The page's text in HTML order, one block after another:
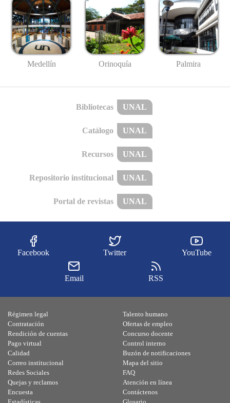
Medellín Orinoquía Palmira
Bibliotecas UNAL
Catálogo UNAL
Recursos UNAL
Repositorio institucional UNAL
Portal de revistas UNAL
Facebook Twitter YouTube
Email RSS
Régimen legal
Contratación
Rendición de cuentas
Pago virtual
Calidad
Talento humano
Ofertas de empleo
Concurso docente
Control interno
Buzón de notificaciones
Correo institucional
Redes Sociales
Quejas y reclamos
Encuesta
Mapa del sitio
FAQ
Atención en línea
Contáctenos